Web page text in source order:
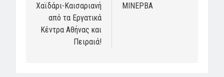
Χαϊδάρι-Καισαριανή
από τα Εργατικά
Κέντρα Αθήνας και
Πειραιά!
ΜΙΝΕΡΒΑ